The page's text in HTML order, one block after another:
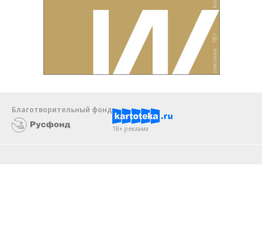
Благотворительный фонд
18+ реклама